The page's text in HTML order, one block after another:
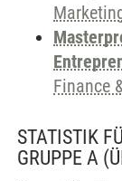
Finance
STATISTIK
GRUPPE A